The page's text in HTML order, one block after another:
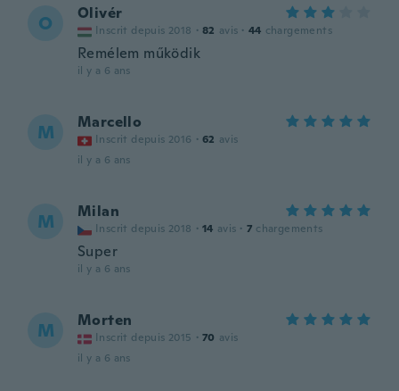
O Olivér
Inscrit depuis 2018 · 82 avis · 44 chargements
Remélem működik
il y a 6 ans
M Marcello
Inscrit depuis 2016 · 62 avis
il y a 6 ans
M Milan
Inscrit depuis 2018 · 14 avis · 7 chargements
Super
il y a 6 ans
M Morten
Inscrit depuis 2015 · 70 avis
il y a 6 ans